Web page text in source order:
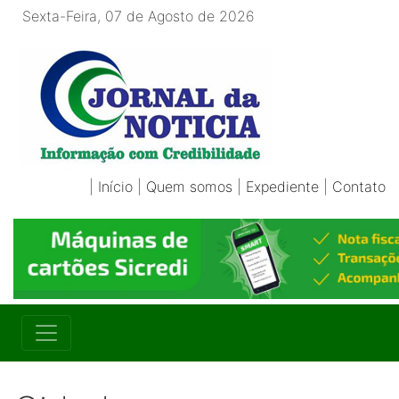
Sexta-Feira, 07 de Agosto de 2026
Início Quem somos Expediente Contato